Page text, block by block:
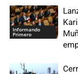
Informando
Primero